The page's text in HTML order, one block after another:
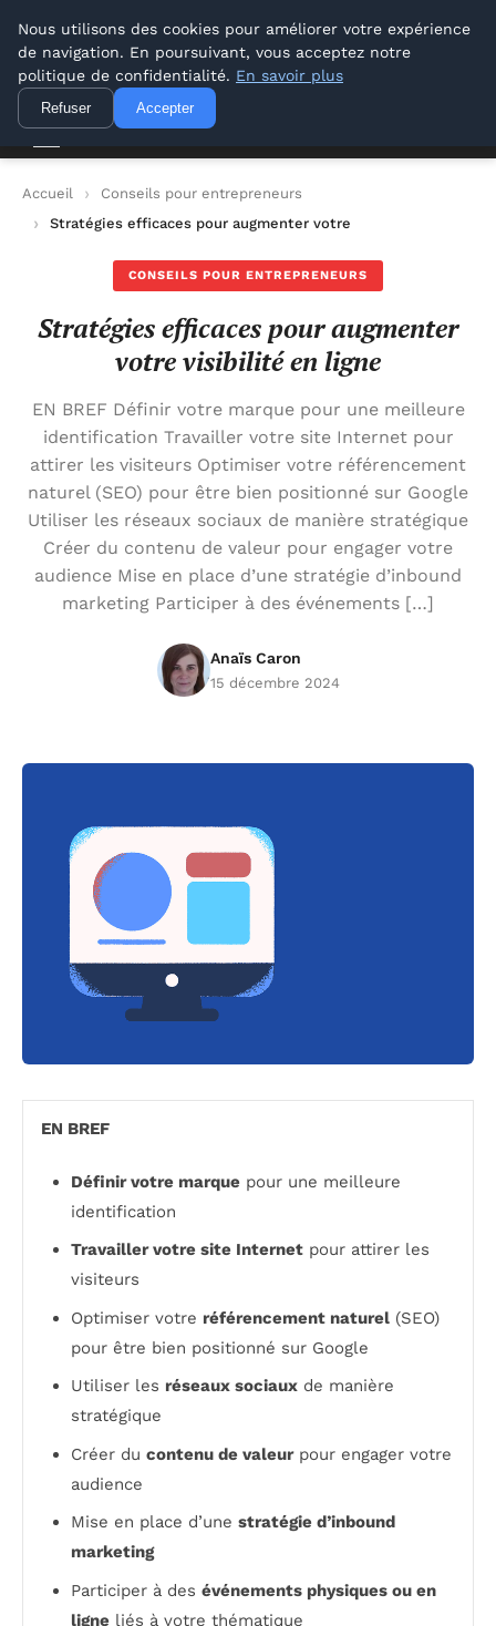
Lyon Photos
Lyon Photos
Accueil
Conseils pour entrepreneurs
Stratégies efficaces pour augmenter votre visibilité en ligne
CONSEILS POUR ENTREPRENEURS
Stratégies efficaces pour augmenter
votre visibilité en ligne
EN BREF Définir votre marque pour une meilleure
identification Travailler votre site Internet pour
attirer les visiteurs Optimiser votre référencement
naturel (SEO) pour être bien positionné sur Google
Utiliser les réseaux sociaux de manière stratégique
Créer du contenu de valeur pour engager votre
audience Mise en place d’une stratégie d’inbound
marketing Participer à des événements […]
Anaïs Caron
15 décembre 2024
EN BREF
Définir votre marque pour une meilleure
identification
Travailler votre site Internet pour attirer les
visiteurs
Optimiser votre référencement naturel (SEO)
pour être bien positionné sur Google
Utiliser les réseaux sociaux de manière
stratégique
Créer du contenu de valeurpour engager votre
audience
Mise en place d’une stratégie d’inbound
marketing
Participer à des événements physiques ou en
ligne liés à votre thématique
Nous utilisons des cookies pour améliorer votre expérience
de navigation. En poursuivant, vous acceptez notre
politique de confidentialité. En savoir plus
Refuser Accepter